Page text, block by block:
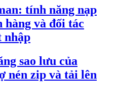
tính năng nạp
hàng và đối tác
nhập
sao lưu của
nén zip và tải lên